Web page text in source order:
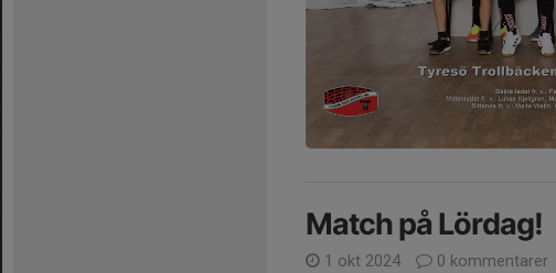
Match på Lördag!
1 okt 2024 0 kommentarer